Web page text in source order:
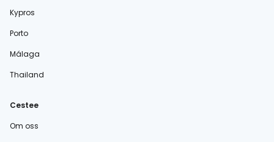
Kypros
Porto
Málaga
Thailand
Cestee
Om oss